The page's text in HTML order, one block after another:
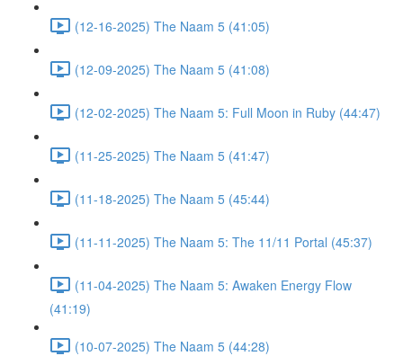
(12-16-2025) The Naam 5 (41:05)
(12-09-2025) The Naam 5 (41:08)
(12-02-2025) The Naam 5: Full Moon in Ruby (44:47)
(11-25-2025) The Naam 5 (41:47)
(11-18-2025) The Naam 5 (45:44)
(11-11-2025) The Naam 5: The 11/11 Portal (45:37)
(11-04-2025) The Naam 5: Awaken Energy Flow
(41:19)
(10-07-2025) The Naam 5 (44:28)